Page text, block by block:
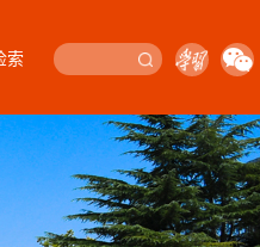
索